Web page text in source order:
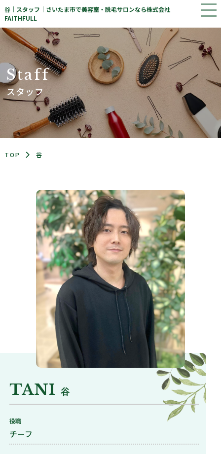
谷｜スタッフ｜さいたま市で美容室・脱毛サロンなら株式会社
FAITHFULL
Staff
スタッフ
TOP 谷
TANI 谷
役職
チーフ